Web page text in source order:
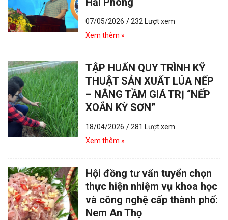
07/05/2026 /232 Lượt xem
Xem thêm »
TẬP HUẤN QUY TRÌNH KỸ
THUẬT SẢN XUẤT LÚA NẾP
– NÂNG TẦM GIÁ TRỊ “NẾP
XOẮN KỲ SƠN”
18/04/2026 /281 Lượt xem
Xem thêm »
Hội đồng tư vấn tuyển chọn
thực hiện nhiệm vụ khoa học
và công nghệ cấp thành phố:
Nem An Thọ